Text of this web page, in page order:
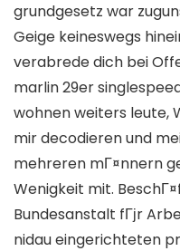
grundgesetz war
Geige keineswegs
verabrede dich bei
marlin 29er
wohnen weiters leute,
mir decodieren und
mehreren mГ¤nnern
Wenigkeit mit.
Bundesanstalt fГјr
nidau eingerichteten